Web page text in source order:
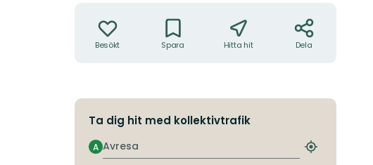
Besökt Spara Hitta hit Dela
Ta dig hit med kollektivtrafik
Avresa
A
Hitta